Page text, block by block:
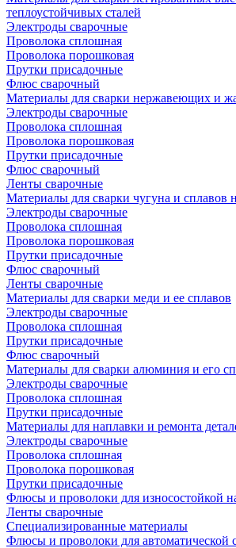
теплоустойчивых сталей
Электроды сварочные
Проволока сплошная
Проволока порошковая
Прутки присадочные
Флюс сварочный
Материалы для сварки нержавеющих и
Электроды сварочные
Проволока сплошная
Проволока порошковая
Прутки присадочные
Флюс сварочный
Ленты сварочные
Материалы для сварки чугуна и сплавов
Электроды сварочные
Проволока сплошная
Проволока порошковая
Прутки присадочные
Флюс сварочный
Ленты сварочные
Материалы для сварки меди и ее сплавов
Электроды сварочные
Проволока сплошная
Прутки присадочные
Флюс сварочный
Материалы для сварки алюминия и его
Электроды сварочные
Проволока сплошная
Прутки присадочные
Материалы для наплавки и ремонта
Электроды сварочные
Проволока сплошная
Проволока порошковая
Прутки присадочные
Флюсы и проволоки для износостойкой
Ленты сварочные
Специализированные материалы
Флюсы и проволоки для автоматической